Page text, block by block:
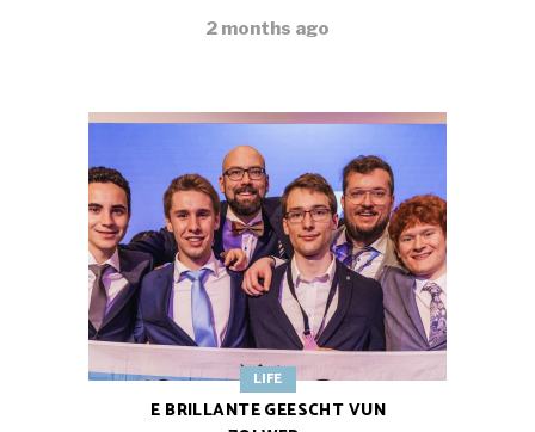
2 months ago
LIFE
E BRILLANTE GEESCHT VUN